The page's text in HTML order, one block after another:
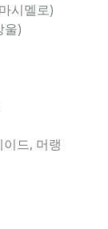
시멜로)
울)
드, 머랭